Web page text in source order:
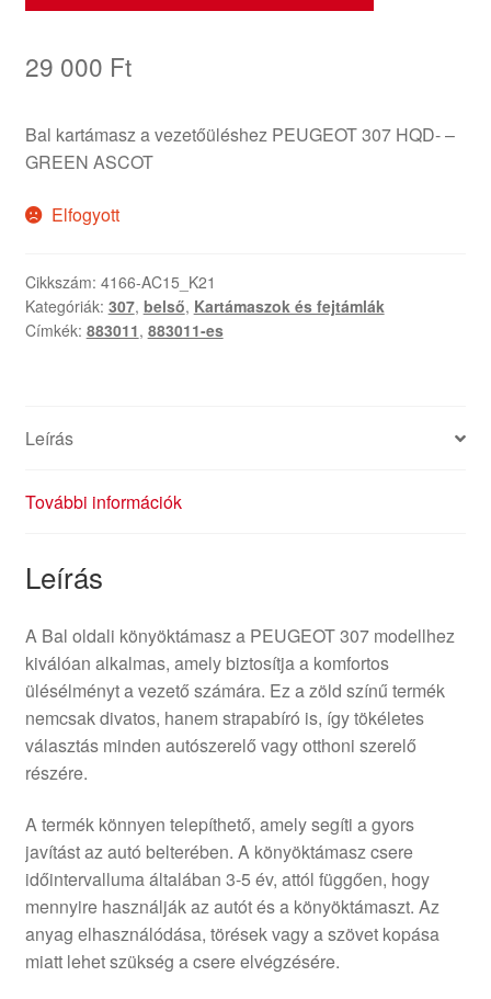
29 000 Ft
Bal kartámasz a vezetőüléshez PEUGEOT 307 HQD- –
GREEN ASCOT
Elfogyott
Cikkszám: 4166-AC15_K21
Kategóriák: 307, belső, Kartámaszok és fejtámlák
Címkék: 883011, 883011-es
Leírás
További információk
Leírás
A Bal oldali könyöktámasz a PEUGEOT 307 modellhez
kiválóan alkalmas, amely biztosítja a komfortos
ülésélményt a vezető számára. Ez a zöld színű termék
nemcsak divatos, hanem strapabíró is, így tökéletes
választás minden autószerelő vagy otthoni szerelő
részére.
A termék könnyen telepíthető, amely segíti a gyors
javítást az autó belterében. A könyöktámasz csere
időintervalluma általában 3-5 év, attól függően, hogy
mennyire használják az autót és a könyöktámaszt. Az
anyag elhasználódása, törések vagy a szövet kopása
miatt lehet szükség a csere elvégzésére.